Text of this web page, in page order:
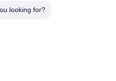
looking for?